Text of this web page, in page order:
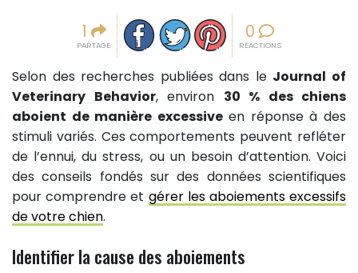
1
PARTAGE
Partager sur facebook
Partager sur Twitter
Epingler sur Pinterest
0
RÉACTIONS
Selon des recherches publiées dans le Journal of
Veterinary Behavior, environ 30 % des chiens
aboient de manière excessiveen réponse à des
stimuli variés. Ces comportements peuvent refléter
de l’ennui, du stress, ou un besoin d’attention. Voici
des conseils fondés sur des données scientifiques
pour comprendre et gérer les aboiements excessifs
de votre chien.
Identifier la cause des aboiements